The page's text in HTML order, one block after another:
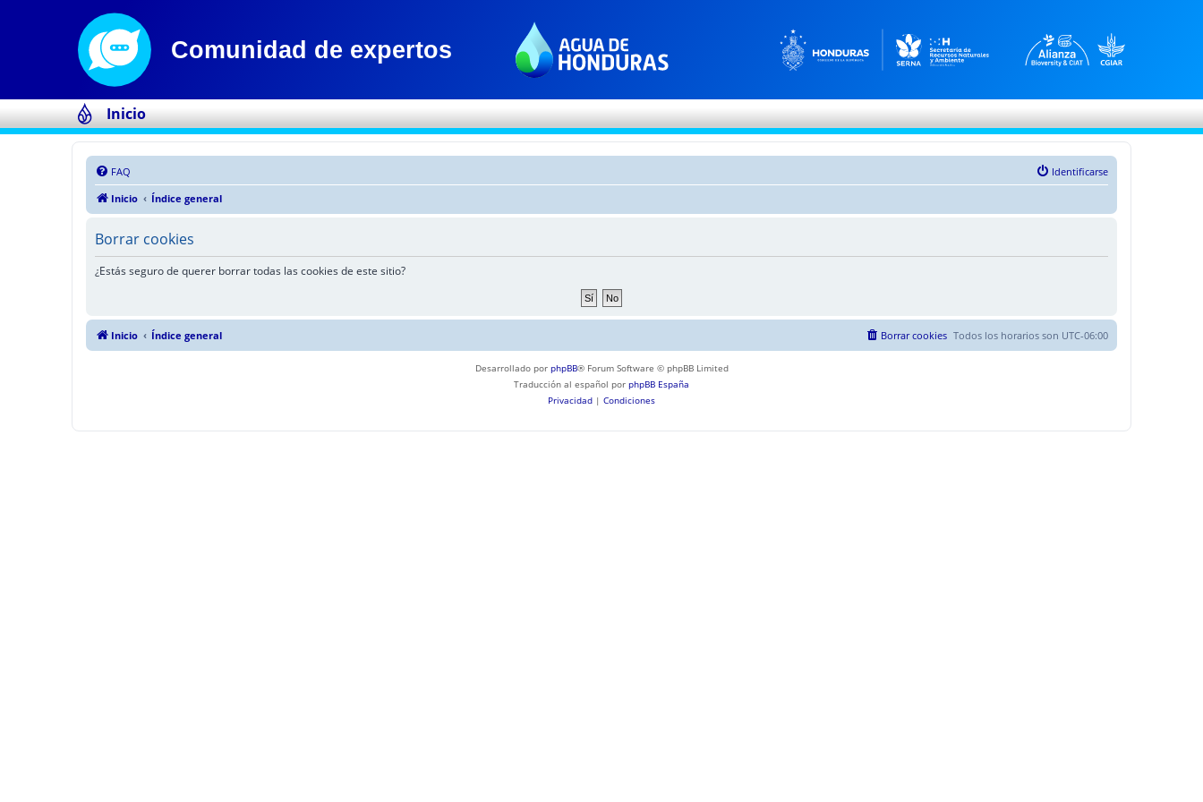
Inicio
FAQ
Identificarse
Inicio
Índice general
Borrar cookies
¿Estás seguro de querer borrar todas las cookies de este sitio?
Inicio Índice general Todos los horarios son UTC-06:00
Borrar cookies
Desarrollado por phpBB® Forum Software © phpBB Limited
Traducción al español por phpBB España
Privacidad | Condiciones